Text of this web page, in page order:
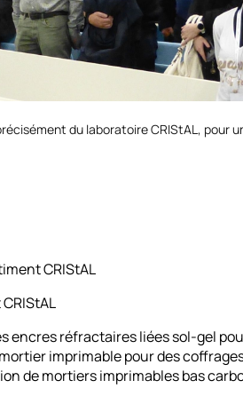
du laboratoire CRIStAL, pour
CRIStAL
encres réfractaires liées sol-gel
imprimable pour des
de mortiers imprimables bas